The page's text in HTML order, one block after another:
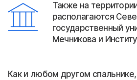
Также на
располагаются
государственный
Мечникова и
Как и любом другом